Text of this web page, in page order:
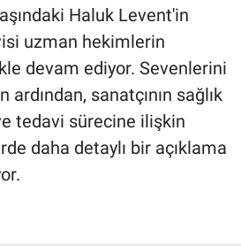
Haluk Levent'in
uzman hekimlerin
devam ediyor. Sevenlerini
sanatçının sağlık
tedavi sürecine ilişkin
daha detaylı bir açıklama